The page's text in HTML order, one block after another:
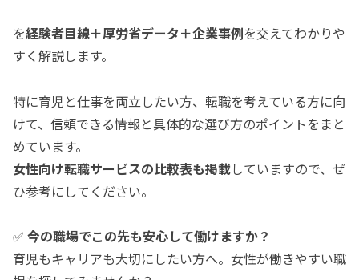
を経験者目線＋厚労省データ＋企業事例を交えてわかりや
すく解説します。
特に育児と仕事を両立したい方、転職を考えている方に向
けて、信頼できる情報と具体的な選び方のポイントをまと
めています。
女性向け転職サービスの比較表も掲載していますので、ぜ
ひ参考にしてください。
✅ 今の職場でこの先も安心して働けますか？
育児もキャリアも大切にしたい方へ。女性が働きやすい職